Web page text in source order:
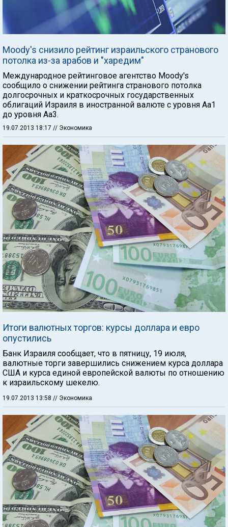
Moody's снизило рейтинг израильского странового
потолка из-за арабов и "харедим"
Международное рейтинговое агентство Moody's
сообщило о снижении рейтинга странового потолка
долгосрочных и краткосрочных государственных
облигаций Израиля в иностранной валюте с уровня Aa1
до уровня Aa3.
19.07.2013 18:17 // Экономика
Итоги валютных торгов: курсы доллара и евро
опустились
Банк Израиля сообщает, что в пятницу, 19 июля,
валютные торги завершились снижением курса доллара
США и курса единой европейской валюты по отношению
к израильскому шекелю.
19.07.2013 13:58 // Экономика